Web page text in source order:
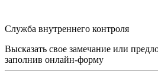
Служба внутреннего контроля
Высказать свое замечание или
заполнив онлайн-форму